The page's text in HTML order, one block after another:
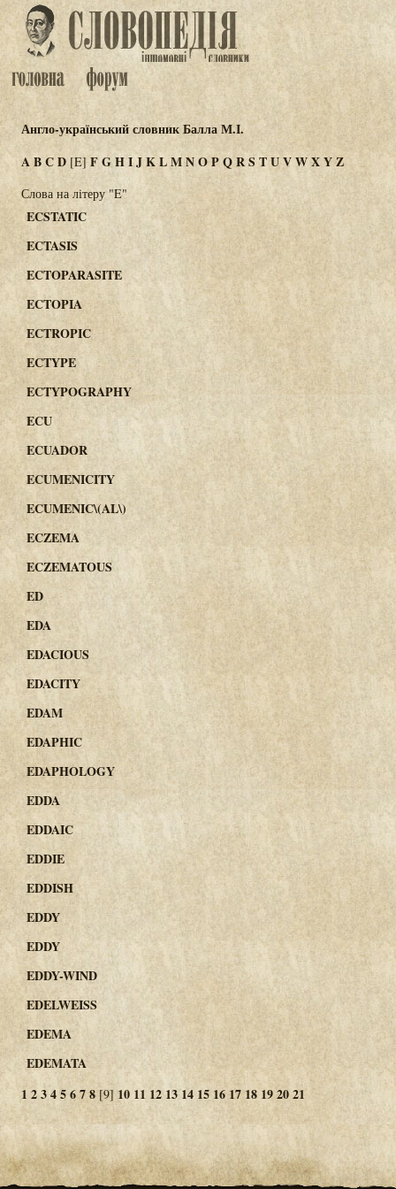
Англо-український словник Балла М.І.
ABCD [E]FGHIJKLMNOPQRSTUVWXYZ
Слова на літеру "E"
ECSTATIC
ECTASIS
ECTOPARASITE
ECTOPIA
ECTROPIC
ECTYPE
ECTYPOGRAPHY
ECU
ECUADOR
ECUMENICITY
ECUMENIC\(AL\)
ECZEMA
ECZEMATOUS
ED
EDA
EDACIOUS
EDACITY
EDAM
EDAPHIC
EDAPHOLOGY
EDDA
EDDAIC
EDDIE
EDDISH
EDDY
EDDY
EDDY-WIND
EDELWEISS
EDEMA
EDEMATA
1 2345678[9] 10 1112 13 14 15 1617 18 192021